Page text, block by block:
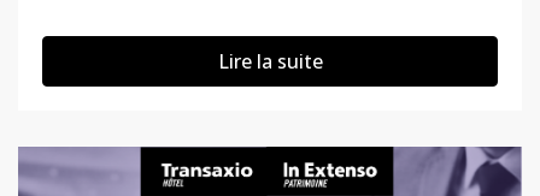
Lire la suite